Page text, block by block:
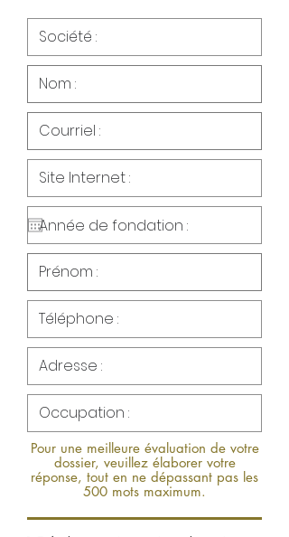
Pour une meilleure évaluation de votre
dossier, veuillez élaborer votre
réponse, tout en ne dépassant pas les
500 mots maximum.